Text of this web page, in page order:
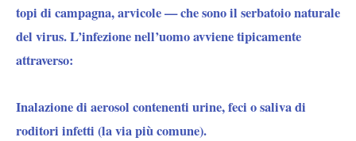
topi di campagna, arvicole — che sono il serbatoio naturale
del virus. L’infezione nell’uomo avviene tipicamente
attraverso:
Inalazione di aerosol contenenti urine, feci o saliva di
roditori infetti (la via più comune).